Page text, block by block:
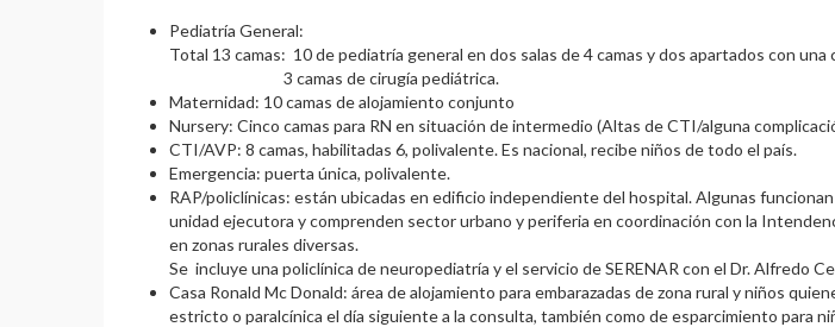
Pediatría General:
Total 13 camas: 10 de pediatría general en dos salas de 4 camas y dos
3 camas de cirugía pediátrica.
Maternidad: 10 camas de alojamiento conjunto
Nursery: Cinco camas para RN en situación de intermedio (Altas de CTI/alguna
CTI/AVP: 8 camas, habilitadas 6, polivalente. Es nacional, recibe niños de todo el país.
Emergencia: puerta única, polivalente.
RAP/policlínicas: están ubicadas en edificio independiente del hospital. Algunas
unidad ejecutora y comprenden sector urbano y periferia en coordinación con la
en zonas rurales diversas.
Se incluye una policlínica de neuropediatría y el servicio de SERENAR con el Dr. Alfredo
Casa Ronald Mc Donald: área de alojamiento para embarazadas de zona rural y niños
estricto o paralcínica el día siguiente a la consulta, también como de esparcimiento para